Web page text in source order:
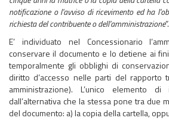
notificazione o l'avviso di ricevimento ed ha
richiesta del contribuente o dell'amministrazione”.
E’ individuato nel Concessionario
conservare il documento e lo detiene ai
temporalmente gli obblighi di
diritto d’accesso nelle parti del rapporto
amministrazione). L’unico elemento
dall’alternativa che la stessa pone tra due
del documento: a) la copia della cartella,